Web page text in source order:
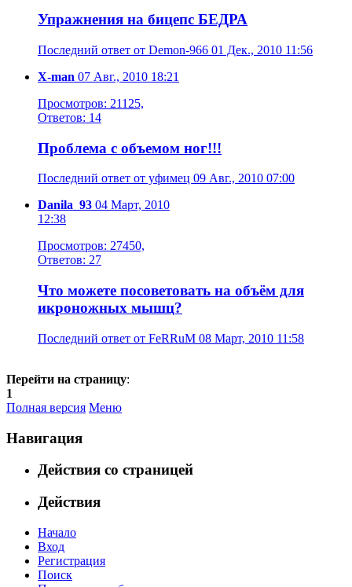
Упражнения на бицепс БЕДРА
Последний ответ от Demon-966 01 Дек., 2010 11:56
X-man 07 Авг., 2010 18:21
Просмотров: 21125,
Ответов: 14
Проблема с объемом ног!!!
Последний ответ от уфимец 09 Авг., 2010 07:00
Danila_93 04 Март, 2010
12:38
Просмотров: 27450,
Ответов: 27
Что можете посоветовать на объём для
икроножных мышц?
Последний ответ от FeRRuM 08 Март, 2010 11:58
Перейти на страницу:
1
Полная версия Меню
Навигация
Действия со страницей
Действия
Начало
Вход
Регистрация
Поиск